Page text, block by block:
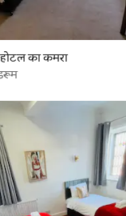
का कमरा